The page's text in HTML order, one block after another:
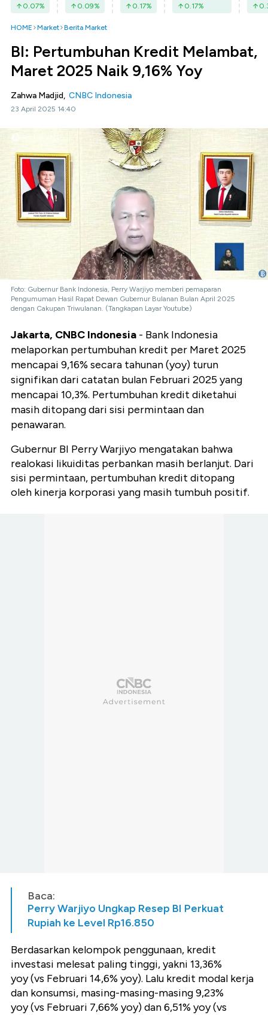
0.07% 0.09% 0.17% 0.17%
HOME Market Berita Market
BI: Pertumbuhan Kredit Melambat,
Maret 2025 Naik 9,16% Yoy
Zahwa Madjid, CNBC Indonesia
23 April 2025 14:40
Foto: Gubernur Bank Indonesia, Perry Warjiyo memberi pemaparan
Pengumuman Hasil Rapat Dewan Gubernur Bulanan Bulan April 2025
dengan Cakupan Triwulanan. (Tangkapan Layar Youtube)
Jakarta, CNBC Indonesia - Bank Indonesia
melaporkan pertumbuhan kredit per Maret 2025
mencapai 9,16% secara tahunan (yoy) turun
signifikan dari catatan bulan Februari 2025 yang
mencapai 10,3%. Pertumbuhan kredit diketahui
masih ditopang dari sisi permintaan dan
penawaran.
Gubernur BI Perry Warjiyo mengatakan bahwa
realokasi likuiditas perbankan masih berlanjut. Dari
sisi permintaan, pertumbuhan kredit ditopang
oleh kinerja korporasi yang masih tumbuh positif.
Baca:
Perry Warjiyo Ungkap Resep BI Perkuat
Rupiah ke Level Rp16.850
Berdasarkan kelompok penggunaan, kredit
investasi melesat paling tinggi, yakni 13,36%
yoy (vs Februari 14,6% yoy). Lalu kredit modal kerja
dan konsumsi, masing-masing-masing 9,23%
yoy (vs Februari 7,66% yoy) dan 6,51% yoy (vs